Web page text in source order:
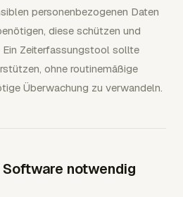
personenbezogenen Daten
diese schützen und
Zeiterfassungstool sollte
ohne routinemäßige
Überwachung zu verwandeln.
Software notwendig